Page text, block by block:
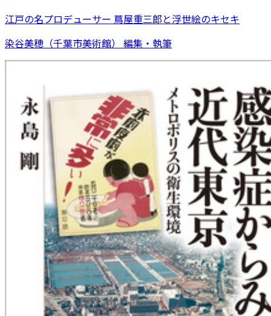
江戸の名プロデューサー 蔦屋重三郎と浮世絵のキセキ
染谷美穂（千葉市美術館） 編集・執筆